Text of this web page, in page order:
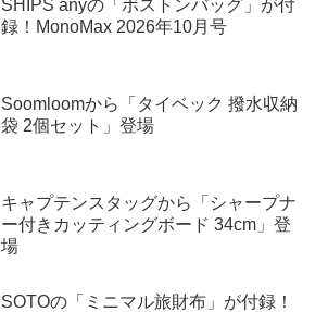
SHIPS anyの「ボストンバッグ」が付
録！MonoMax 2026年10月号
Soomloomから「タイベック 撥水収納
袋 2個セット」登場
キャプテンスタッグから「シャープナ
ー付きカッティングボード 34cm」登
場
SOTOの「ミニマル旅財布」が付録！